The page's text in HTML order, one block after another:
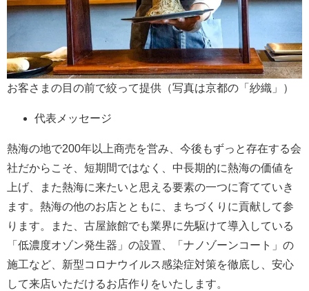
お客さまの目の前で絞って提供（写真は京都の「紗織」）
代表メッセージ
熱海の地で200年以上商売を営み、今後もずっと存在する会
社だからこそ、短期間ではなく、中長期的に熱海の価値を
上げ、また熱海に来たいと思える要素の一つに育てていき
ます。熱海の他のお店とともに、まちづくりに貢献して参
ります。また、古屋旅館でも業界に先駆けて導入している
「低濃度オゾン発生器」の設置、「ナノゾーンコート」の
施工など、新型コロナウイルス感染症対策を徹底し、安心
して来店いただけるお店作りをいたします。